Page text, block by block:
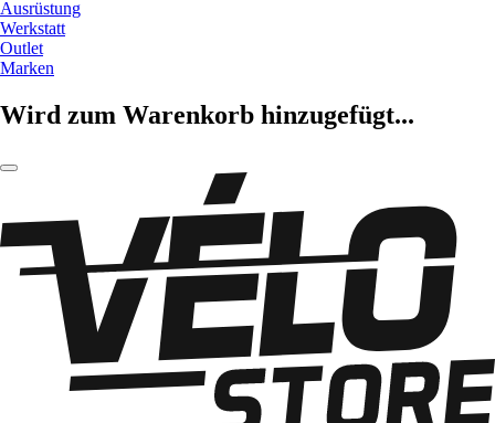
Ausrüstung
Werkstatt
Outlet
Marken
Wird zum Warenkorb hinzugefügt...